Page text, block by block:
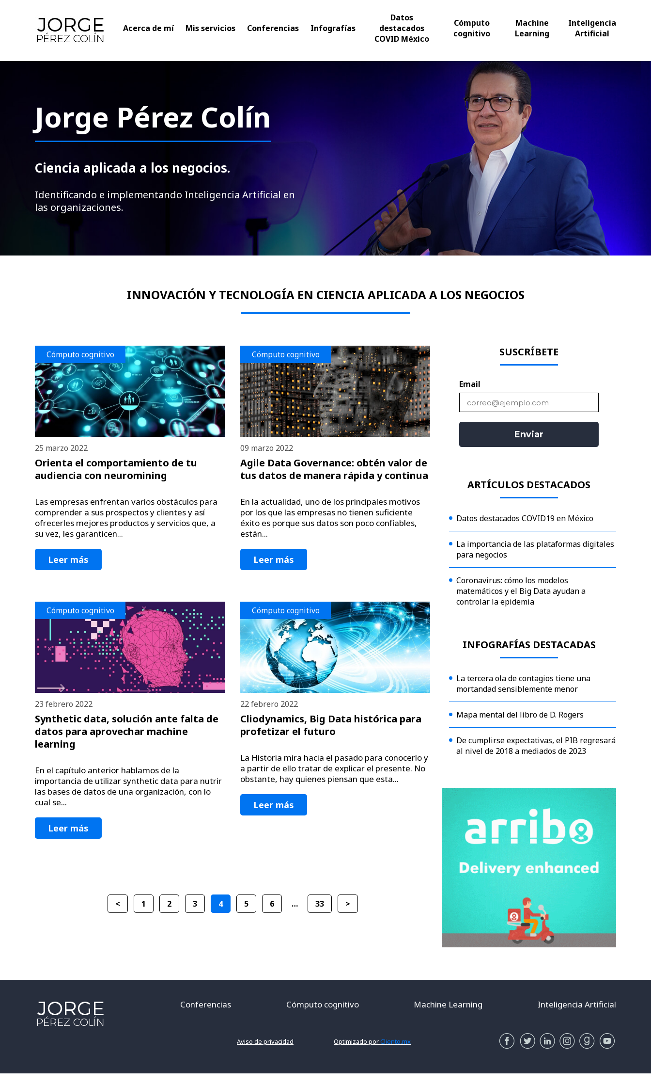
Acerca de mí Mis servicios Conferencias Infografías
Datos
destacados
COVID México
Cómputo
cognitivo
Machine
Learning
Inteligencia
Artificial
Jorge Pérez Colín
Ciencia aplicada a los negocios.
Identificando e implementando Inteligencia Artificial en
las organizaciones.
INNOVACIÓN Y TECNOLOGÍA EN CIENCIA APLICADA A LOS NEGOCIOS
Cómputo cognitivo
25 marzo 2022
Orienta el comportamiento de tu
audiencia con neuromining
Las empresas enfrentan varios obstáculos para
comprender a sus prospectos y clientes y así
ofrecerles mejores productos y servicios que, a
su vez, les garanticen...
Leer más
Cómputo cognitivo
09 marzo 2022
Agile Data Governance: obtén valor de
tus datos de manera rápida y continua
En la actualidad, uno de los principales motivos
por los que las empresas no tienen suficiente
éxito es porque sus datos son poco confiables,
están...
Leer más
Cómputo cognitivo
23 febrero 2022
Synthetic data, solución ante falta de
datos para aprovechar machine
learning
En el capítulo anterior hablamos de la
importancia de utilizar synthetic data para nutrir
las bases de datos de una organización, con lo
cual se...
Leer más
Cómputo cognitivo
22 febrero 2022
Cliodynamics, Big Data histórica para
profetizar el futuro
La Historia mira hacia el pasado para conocerlo y
a partir de ello tratar de explicar el presente. No
obstante, hay quienes piensan que esta...
Leer más
< 1 2 3 4 5 6 … 33 >
SUSCRÍBETE
Email
ARTÍCULOS DESTACADOS
Datos destacados COVID19 en México
La importancia de las plataformas digitales
para negocios
Coronavirus: cómo los modelos
matemáticos y el Big Data ayudan a
controlar la epidemia
INFOGRAFÍAS DESTACADAS
La tercera ola de contagios tiene una
mortandad sensiblemente menor
Mapa mental del libro de D. Rogers
De cumplirse expectativas, el PIB regresará
al nivel de 2018 a mediados de 2023
Conferencias Cómputo cognitivo Machine Learning Inteligencia Artificial
Aviso de privacidad Optimizado porCliento.mx